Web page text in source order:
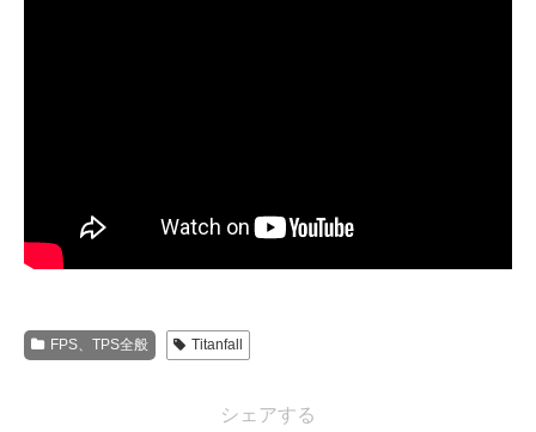
FPS、TPS全般 Titanfall
シェアする